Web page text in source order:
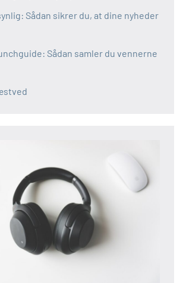
Sådan sikrer du, at dine nyheder
Sådan samler du vennerne